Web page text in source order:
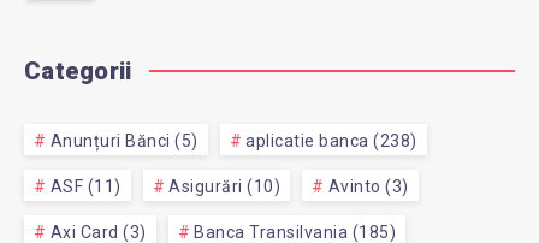
Categorii
Anunțuri Bănci (5) aplicatie banca (238)
ASF (11) Asigurări (10) Avinto (3)
Axi Card (3) Banca Transilvania (185)